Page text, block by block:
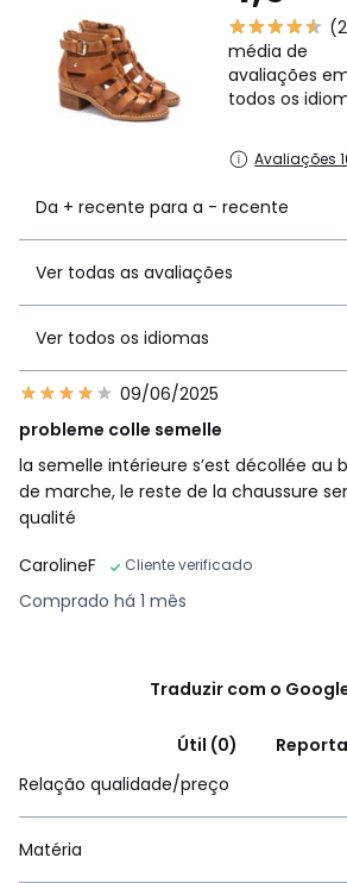
média de
avaliações
todos os
Avaliações
Da + recente para a - recente
Ver todas as avaliações
Ver todos os idiomas
09/06/2025
probleme colle semelle
la semelle intérieure s’est décollée au
de marche, le reste de la chaussure
qualité
CarolineF
Cliente verificado
Comprado há 1 mês
Traduzir com o
Útil (0)
Relação qualidade/preço
Matéria